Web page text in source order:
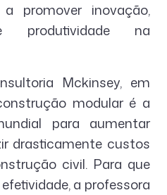
promover inovação,
produtividade na
Mckinsey, em
modular é a
para aumentar
drasticamente custos
civil. Para que
a professora